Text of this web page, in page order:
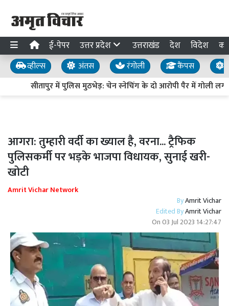
ई-पेपर उत्तर प्रदेश उत्तराखंड देश विदेश
व्हील्स अंतस रंगोली कैंपस
सीतापुर में पुलिस मुठभेड़: चेन स्नेचिंग के दो आरोपी पैर में गोली लगने
आगरा: तुम्हारी वर्दी का ख्याल है, वरना... ट्रैफिक
पुलिसकर्मी पर भड़के भाजपा विधायक, सुनाई खरी-
खोटी
Amrit Vichar Network
ByAmrit Vichar
Edited ByAmrit Vichar
On03 Jul 2023 14:27:47